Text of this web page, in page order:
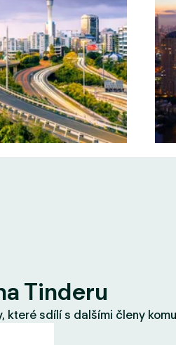
Tinderu
které sdílí s dalšími členy